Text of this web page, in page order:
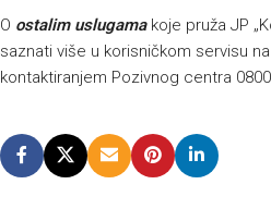
O ostalim uslugamakoje pruža JP
saznati više u korisničkom servisu na
kontaktiranjem Pozivnog centra